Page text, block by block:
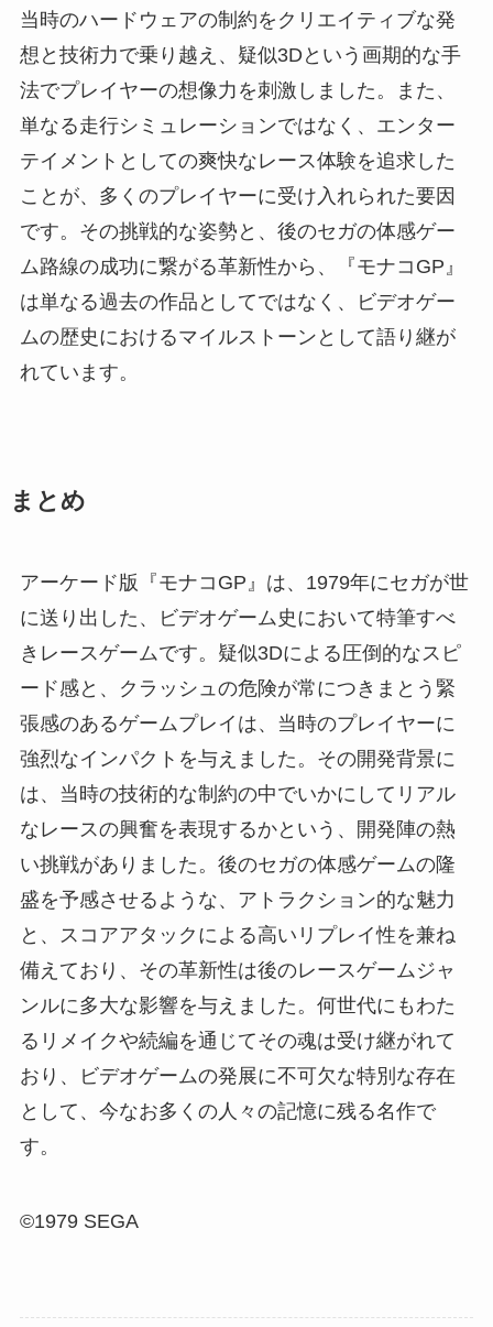
当時のハードウェアの制約をクリエイティブな発
想と技術力で乗り越え、疑似3Dという画期的な手
法でプレイヤーの想像力を刺激しました。また、
単なる走行シミュレーションではなく、エンター
テイメントとしての爽快なレース体験を追求した
ことが、多くのプレイヤーに受け入れられた要因
です。その挑戦的な姿勢と、後のセガの体感ゲー
ム路線の成功に繋がる革新性から、『モナコGP』
は単なる過去の作品としてではなく、ビデオゲー
ムの歴史におけるマイルストーンとして語り継が
れています。
まとめ
アーケード版『モナコGP』は、1979年にセガが世
に送り出した、ビデオゲーム史において特筆すべ
きレースゲームです。疑似3Dによる圧倒的なスピ
ード感と、クラッシュの危険が常につきまとう緊
張感のあるゲームプレイは、当時のプレイヤーに
強烈なインパクトを与えました。その開発背景に
は、当時の技術的な制約の中でいかにしてリアル
なレースの興奮を表現するかという、開発陣の熱
い挑戦がありました。後のセガの体感ゲームの隆
盛を予感させるような、アトラクション的な魅力
と、スコアアタックによる高いリプレイ性を兼ね
備えており、その革新性は後のレースゲームジャ
ンルに多大な影響を与えました。何世代にもわた
るリメイクや続編を通じてその魂は受け継がれて
おり、ビデオゲームの発展に不可欠な特別な存在
として、今なお多くの人々の記憶に残る名作で
す。
©1979 SEGA